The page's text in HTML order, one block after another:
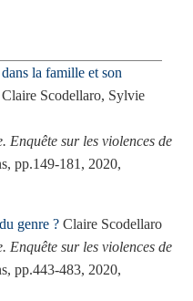
la famille et son
Scodellaro, Sylvie
Enquête sur les violences de
pp.149-181, 2020,
genre ? Claire Scodellaro
Enquête sur les violences de
pp.443-483, 2020,